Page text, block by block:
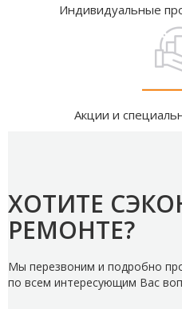
Индивидуальные
Акции и
ХОТИТЕ
РЕМОНТЕ?
Мы перезвоним и подробно
по всем интересующим Вас